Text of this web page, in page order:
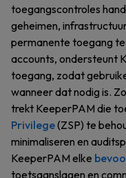
toegangscontroles
geheimen,
permanente toegang
accounts, ondersteunt
toegang, zodat
wanneer dat nodig is.
trekt KeeperPAM die
Privilege(ZSP) te
minimaliseren en
KeeperPAM elke
toetsaanslagen en